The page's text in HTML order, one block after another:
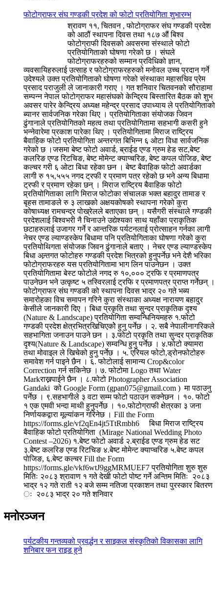
फोटोग्राफर संघ गण्डकी प्रदेश को फोटो प्रतियोगिता शुभारम्भ
श्रावण ११, चितवन , फोटोग्राफर संघ गण्डकी प्रदेश
को आठौं स्थापना दिवस तथा १८७ औं बिश्व
फोटोग्राफी दिवसको अवसरमा संस्थाले फोटो
प्रतियोगिताको घोषणा गरेको छ । संघले
फोटोग्राफरहरुको सम्मान प्रविधिको ज्ञान,
व्यवसायिहरुलाई उत्साह र फोटोग्राफरहरुको मनोवल उच्च प्रदान गर्ने
उदेश्यले उक्त प्रतियोगिताको घोषणा गरेको संस्थाका महासचिव प्रेम
प्रसाद पराजुली ले जानाकारी गराए । गत शनिवार चितवनको सौराहामा
सम्पन्न नेपाल फोटोग्राफर महासंघको केन्द्रिय बिस्तारित बैठक को शुभ
अवसर पारेर केन्द्रिय अध्यक्ष महेन्द्र प्रसाद उपाध्याय ले प्रतियोगिताको
ब्यानर सार्वजनिक गरेका थिए । प्रतियोगिताका संयोजक जिवन
ढुंगानाले प्रतियोगितको महत्व तथा प्रतियोगितामा सहभागी कसरी हुने
भन्नेवारेमा प्रकाश पारेका थिए । प्रतियोगितामा मिराज राष्ट्रिय
बैवाहिक फोटो प्रतियोगिता अन्तरगत बिभिन्न ६ ओटा विधा सार्वजनिक
गरेको छ ।जसमा बेष्ट फोटो अवार्ड, ब्राईड एण्ड ग्रुम हेड सट,बेष्ट
कलरिङ एण्ड रिटचिङ, बेष्ट मोमेन्ट क्याप्चरिङ, बेष्ट कपल पोजिङ, बेष्ट
कल्चर गरी ६ ओटा बिधा रहेका छन । बेष्ट बैवाहिक फोटो अवार्डका
लागी रु १५,५५५ नगद ट्रफी र प्रमाण पत्र रहेको छ भने अन्य बिधामा
ट्रफी र प्रमाण रहेका छन् । मिराज राष्ट्रिय बैवाहिक फोटो
प्र्रतियोगिताका लागि मिराज फोटोका संचालक भक्त बहादुर तामाङ र
बृहस तामाङले रु ३ लाखको अक्षयकोषको स्थापना गरेको कुरा
कोषाध्यक्ष रामचन्द्र पोख्रेलले बताएका छन् । यसैगरी संस्थाले गण्डकी
प्रदेशलाई बिश्वभरी नै चिनाउने उद्येश्यका साथ यहाँका प्राकृतिक
छटाहरुलाई उजागर गर्ने र आन्तरिक पर्यटनलाई प्रोत्साहन गर्नका लागी
नेचर एण्ड ल्याण्डस्केप बिधामा पनि प्रतियोगिताका घोषणा गरेको कुरा
प्रतियोथिगता संयोजक जिवन ढुंगानाले बताए । नेचर एण्ड ल्याण्डस्केप
बिधा अन्र्तगत फोटोहरु गण्डकी प्रदेश भित्रको हुनुपर्नेछ भने देशै भरिका
फोटोग्राफरहरु यस प्रतियोगितामा भाग लिन पाउनेछन । उक्त
प्रतियोगितामा बेस्ट फोटोले नगद रु १०,००० ट्रफि र प्रमाणपत्र
पाउनेछन भने उत्कृष्ट ५ तस्विरलाई ट्रफि र प्रमाणपत्र प्राप्त गर्नेछन् ।
फोटोग्राफर संघ गण्डकी को स्थापना दिवस भाद्र २० गते भब्य
समारोहका विच समापन गरिने कुरा संस्थाका अध्यक्ष नारायण बहादुर
केसीले जानकारी दिए । बिधा प्रकृति तथा सुन्दर प्राकृतिक दृश्य
(Nature & Landscape) प्रतियोगिता सम्वन्धिनियमहरु १.फोटो
गण्डकी प्रदेश क्षेत्रभित्रखिचिएकोे हुनु पर्नेछ । २. सबै नेपालीनागरिकले
सहभागिता जनाउन पाउने छन । ३.फोटो प्रकृति तथा सुन्दर प्राकृतिक
दृश्य(Nature & Landscape) सम्वन्धि हुनु पर्नेछ । ४.फोटो क्यामरा
तथा मोवाइल ले खिचेको हुनु पर्नेछ । ५. एरियल फोटो,ड्रोनफोटोहरु
समावेश गर्न पाइने छैन । ६. फोटोलाई सामान्य Crop&color
Correction गर्न सकिनेछ । ७. फोटोमा Logo तथा Water
Markराख्नपाईने छैन । ८.फोटो Photographer Association
Gandaki को Google Form (gpan075@gmail.com ) मा पठाउनु
पर्नेछ । ९.सहभागीले ३ वटा सम्म फोटो पठाउन सक्नेछन । १०. फोटो
१ एक एमवी भन्दा माथी हुनुपर्नेछ । १०.फोटोग्राफी क्षेत्रका ३ जना
निर्णायकद्वारा मूल्यांकन गरिनेछ । Fill the Form
https://forms.gle/vf2qEn4jt5TtRmbh6 बिधा मिराज राष्ट्रिय
बैवाहिक फोटो प्रतियोगिता (Mirage National Wedding Photo
Contest –2026) १.बेष्ट फोटो अवार्ड २.ब्राईड एण्ड ग्रुम हेड सट
३.बेष्ट कलरिङ एण्ड रिटचिङ ४.बेष्ट मोमेन्ट क्याप्चरिङ ५.बेष्ट कपल
पोजिङ, ६.बेष्ट कल्चर Fill the Form
https://forms.gle/vkf6wtJ9ggMRMUEF7 प्रतियोगिता शुरु शुरु
मितिः २०८३ श्रावाण १ गते देखी फोटो पोष्ट गर्ने अन्तिम मितिः २०८३
भाद्र १२ गते राती १२ बजे सम्म नतिजा प्रकाशन तथा पुरस्कार बितरण
ः २०८३ भाद्र २० गते शनिवार
मनोरञ्जन
पर्यटकीय गन्तव्यको प्रवर्द्धन र साइकल संस्कृतिको विकासका लागि
शनिबार फन राइड हुने